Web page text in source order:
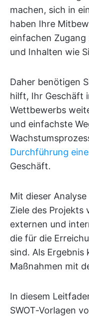
machen, sich in
haben Ihre
einfachen
und Inhalten wie
Daher benötigen
hilft, Ihr Geschäft
Wettbewerbs
und einfachste
Durchführung
Geschäft.
Mit dieser
Ziele des Projekts
externen und
die für die
sind. Als Ergebnis
Maßnahmen mit
In diesem
SWOT-Vorlagen